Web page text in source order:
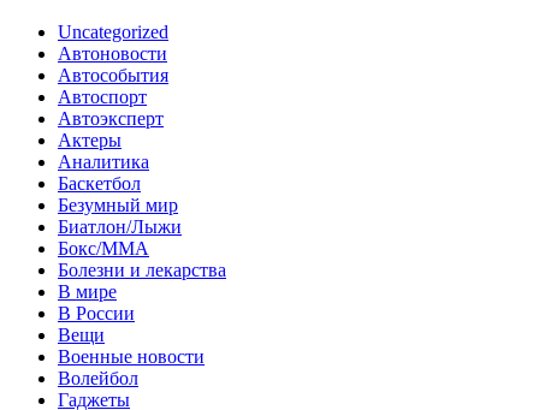
Uncategorized
Автоновости
Автособытия
Автоспорт
Автоэксперт
Актеры
Аналитика
Баскетбол
Безумный мир
Биатлон/Лыжи
Бокс/MMA
Болезни и лекарства
В мире
В России
Вещи
Военные новости
Волейбол
Гаджеты